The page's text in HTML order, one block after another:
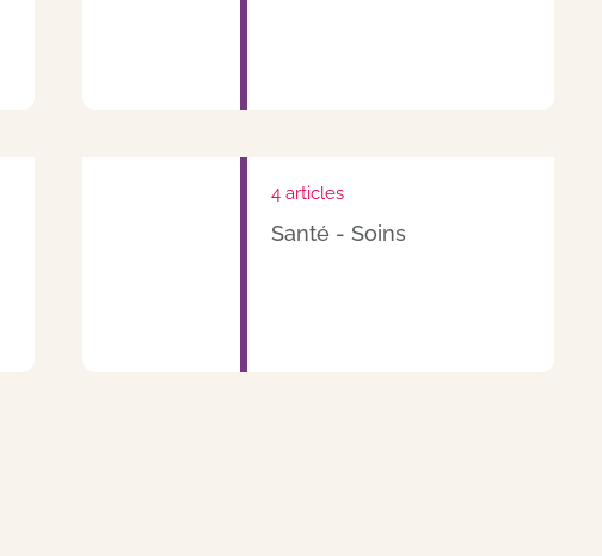
4 articles
Santé - Soins